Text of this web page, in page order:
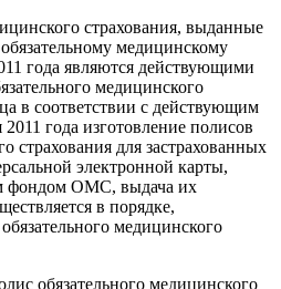
страхования, выданные
медицинскому
года являются действующими
медицинского
в соответствии с действующим
года изготовление полисов
страхования для застрахованных
электронной карты,
фондом ОМС, выдача их
в порядке,
медицинского
обязательного медицинского